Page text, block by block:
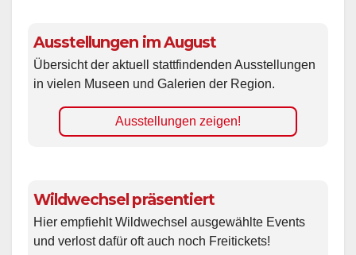
Ausstellungen im August
Übersicht der aktuell stattfindenden Ausstellungen
in vielen Museen und Galerien der Region.
Ausstellungen zeigen!
Wildwechsel präsentiert
Hier empfiehlt Wildwechsel ausgewählte Events
und verlost dafür oft auch noch Freitickets!